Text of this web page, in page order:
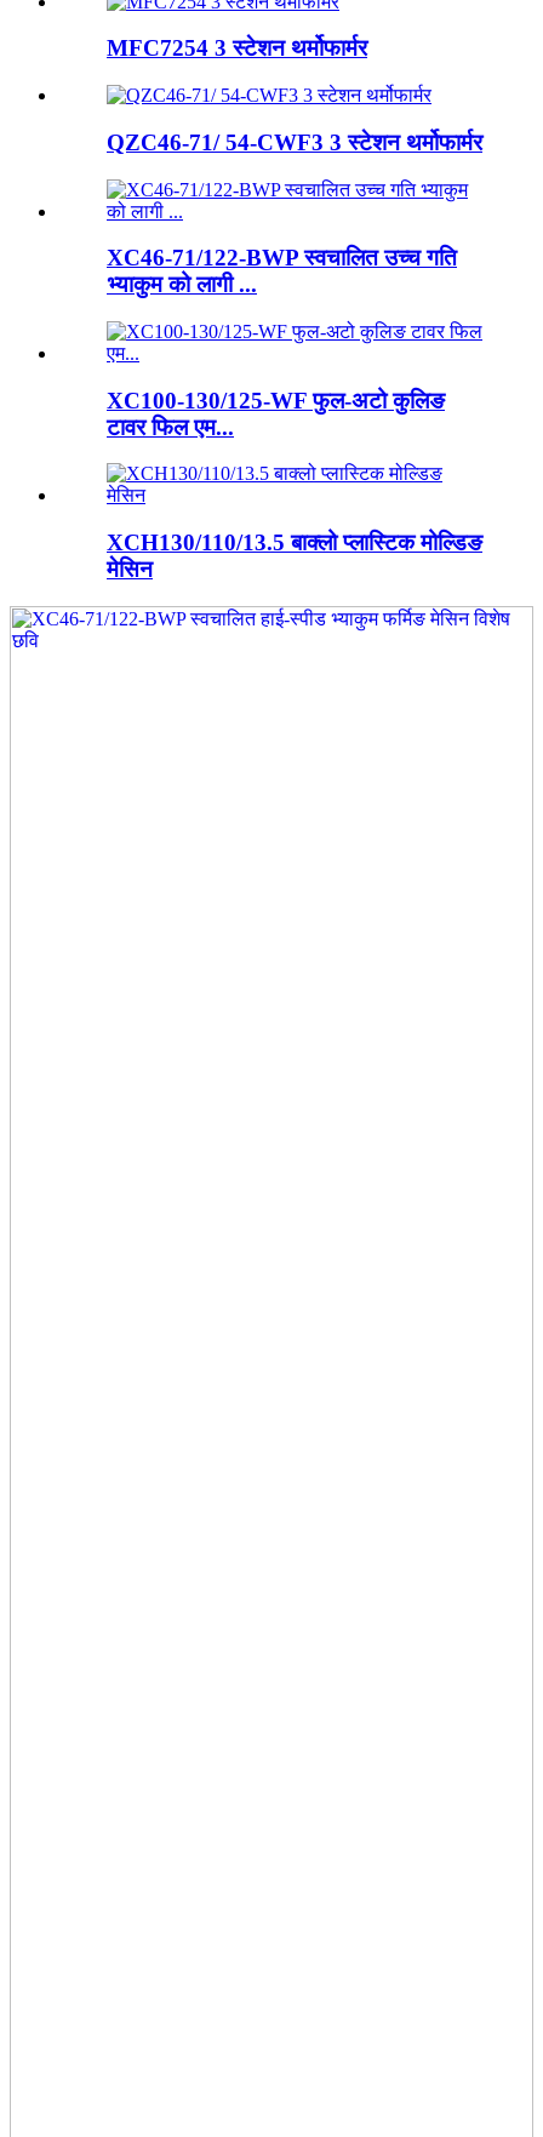
MFC7254 3 स्टेशन थर्मोफार्मर
QZC46-71/ 54-CWF3 3 स्टेशन थर्मोफार्मर
XC46-71/122-BWP स्वचालित उच्च गति
भ्याकुम को लागी ...
XC100-130/125-WF फुल-अटो कुलिङ
टावर फिल एम...
XCH130/110/13.5 बाक्लो प्लास्टिक मोल्डिङ
मेसिन